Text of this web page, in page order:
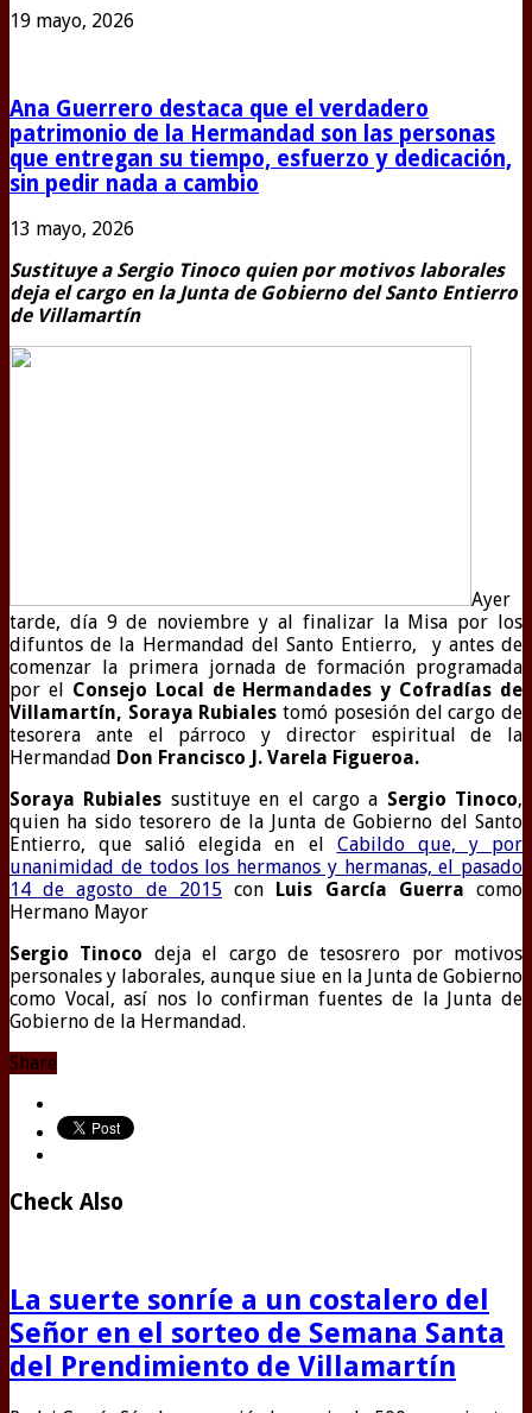
19 mayo, 2026
Ana Guerrero destaca que el verdadero
patrimonio de la Hermandad son las personas
que entregan su tiempo, esfuerzo y dedicación,
sin pedir nada a cambio
13 mayo, 2026
Sustituye a Sergio Tinoco quien por motivos laborales
deja el cargo en la Junta de Gobierno del Santo Entierro
de Villamartín
Ayer
tarde, día 9 de noviembre y al finalizar la Misa por los
difuntos de la Hermandad del Santo Entierro, y antes de
comenzar la primera jornada de formación programada
por el Consejo Local de Hermandades y Cofradías de
Villamartín, Soraya Rubiales tomó posesión del cargo de
tesorera ante el párroco y director espiritual de la
Hermandad Don Francisco J. Varela Figueroa.
Soraya Rubiales sustituye en el cargo a Sergio Tinoco,
quien ha sido tesorero de la Junta de Gobierno del Santo
Entierro, que salió elegida en el Cabildo que, y por
unanimidad de todos los hermanos y hermanas, el pasado
14 de agosto de 2015con Luis García Guerra como
Hermano Mayor
Sergio Tinoco deja el cargo de tesosrero por motivos
personales y laborales, aunque siue en la Junta de Gobierno
como Vocal, así nos lo confirman fuentes de la Junta de
Gobierno de la Hermandad.
Share
Check Also
La suerte sonríe a un costalero del
Señor en el sorteo de Semana Santa
del Prendimiento de Villamartín